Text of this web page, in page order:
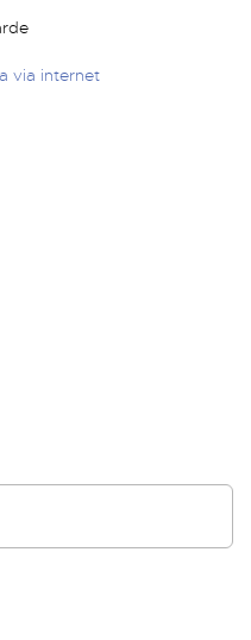
via internet